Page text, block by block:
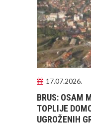
17.07.2026.
BRUS: OSAM
TOPLIJE
UGROŽENIH